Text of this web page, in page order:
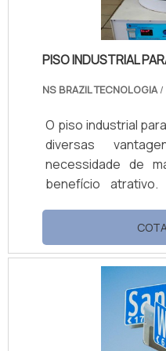
PISO INDUSTRIAL
NS BRAZIL TECNOLOGIA/
O piso industrial
diversas
necessidade de
benefício
tipos de
sistemas estão
anticorrosivos,
Flakes, Monolith
outros
revestimento para
antiderrapante ou